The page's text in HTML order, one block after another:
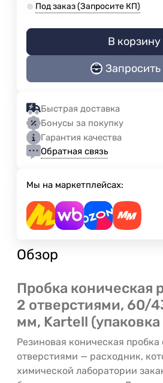
Под заказ (Запросите КП)
В корзину
Быстрая доставка
Бонусы за покупку
Гарантия качества
Обратная связь
Мы на маркетплейсах:
Обзор
Пробка коническая
2 отверстиями, 60/
мм, Kartell
Резиновая коническая пробка
отверстиями — расходник,
химической лаборатории